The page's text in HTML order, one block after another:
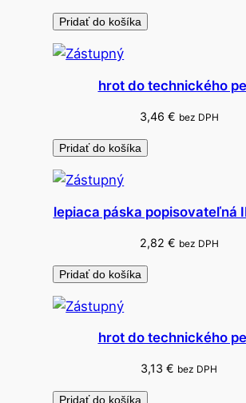
d
r
ô
e
Pridať do košíka
hrot do technického
3,46 € bez DPH
Pridať do košíka
lepiaca páska popisovateľná
2,82 € bez DPH
Pridať do košíka
hrot do technického
3,13 € bez DPH
Pridať do košíka